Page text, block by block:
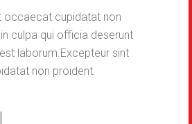
occaecat cupidatat non
culpa qui officia deserunt
laborum.Excepteur sint
non proident.